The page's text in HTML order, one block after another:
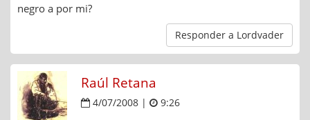
negro a por mi?
Responder a Lordvader
Raúl Retana
4/07/2008 | 9:26